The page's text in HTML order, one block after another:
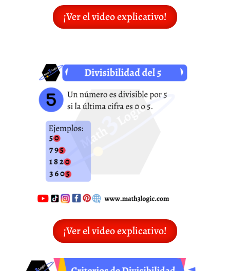
¡Ver el video explicativo!
¡Ver el video explicativo!